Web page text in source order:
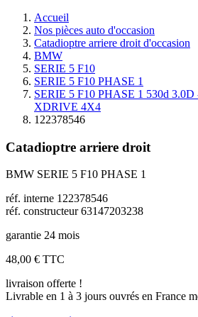
Accueil
Nos pièces auto d'occasion
Catadioptre arriere droit d'occasion
BMW
SERIE 5 F10
SERIE 5 F10 PHASE 1
SERIE 5 F10 PHASE 1 530d
XDRIVE 4X4
122378546
Catadioptre arriere droit
BMW SERIE 5 F10 PHASE 1
réf. interne 122378546
réf. constructeur 63147203238
garantie 24 mois
48,00 € TTC
livraison offerte !
Livrable en 1 à 3 jours ouvrés en France